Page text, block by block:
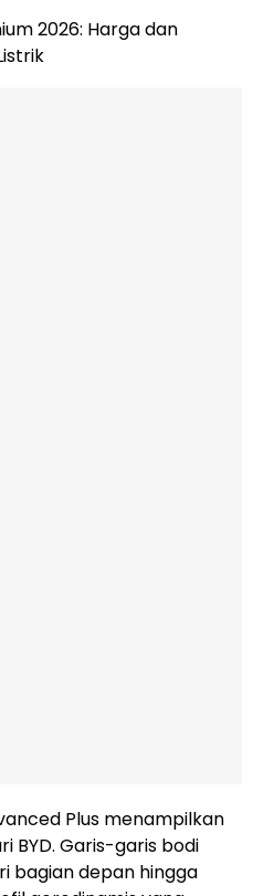
2026: Harga dan
Plus menampilkan
BYD. Garis-garis bodi
bagian depan hingga